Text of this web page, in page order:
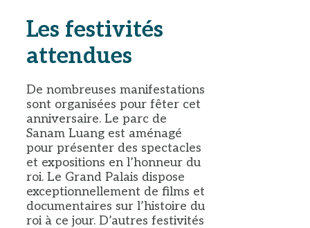
Les festivités
attendues
De nombreuses manifestations
sont organisées pour fêter cet
anniversaire. Le parc de
Sanam Luang est aménagé
pour présenter des spectacles
et expositions en l’honneur du
roi. Le Grand Palais dispose
exceptionnellement de films et
documentaires sur l’histoire du
roi à ce jour. D’autres festivités